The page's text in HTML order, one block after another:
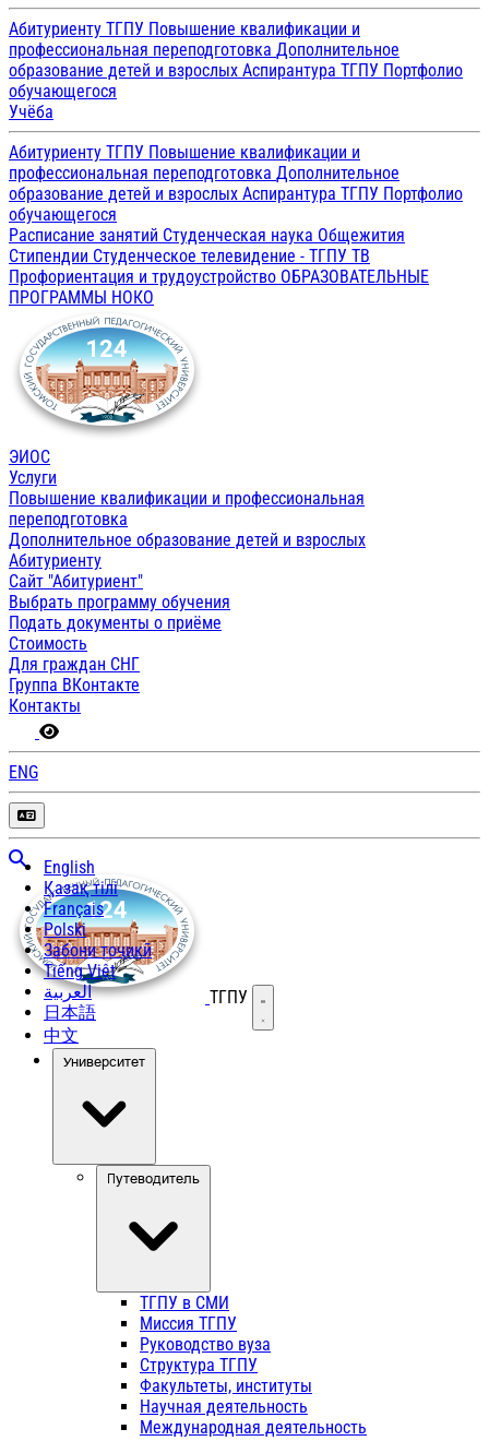
Абитуриенту ТГПУ Повышение квалификации и
профессиональная переподготовка Дополнительное
образование детей и взрослых Аспирантура ТГПУ Портфолио
обучающегося
Учёба
Абитуриенту ТГПУ Повышение квалификации и
профессиональная переподготовка Дополнительное
образование детей и взрослых Аспирантура ТГПУ Портфолио
обучающегося
Расписание занятий Студенческая наука Общежития
Стипендии Студенческое телевидение - ТГПУ ТВ
Профориентация и трудоустройство ОБРАЗОВАТЕЛЬНЫЕ
ПРОГРАММЫ НОКО
ЭИОС
Услуги
Повышение квалификации и профессиональная
переподготовка
Дополнительное образование детей и взрослых
Абитуриенту
Сайт "Абитуриент"
Выбрать программу обучения
Подать документы о приёме
Стоимость
Для граждан СНГ
Группа ВКонтакте
Контакты
ENG
English
Қазақ тілі
Français
Polski
Забони тоҷикӣ
Tiếng Việt
العربية
日本語
中文
ТГПУ Открыть меню
Университет
Путеводитель
ТГПУ в СМИ
Миссия ТГПУ
Руководство вуза
Структура ТГПУ
Факультеты, институты
Научная деятельность
Международная деятельность